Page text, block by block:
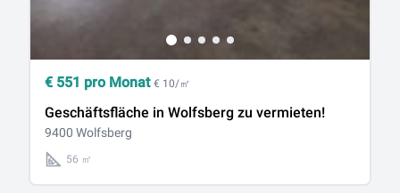
€ 551 pro Monat € 10/㎡
Geschäftsfläche in Wolfsberg zu vermieten!
9400 Wolfsberg
56 ㎡